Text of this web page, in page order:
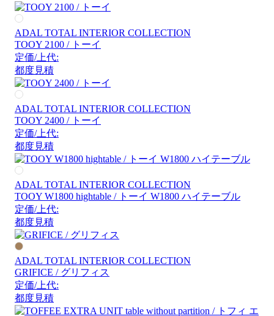
ADAL TOTAL INTERIOR COLLECTION
TOOY 2100 / トーイ
定価/上代:
都度見積
ADAL TOTAL INTERIOR COLLECTION
TOOY 2400 / トーイ
定価/上代:
都度見積
ADAL TOTAL INTERIOR COLLECTION
TOOY W1800 hightable / トーイ W1800 ハイテーブル
定価/上代:
都度見積
ADAL TOTAL INTERIOR COLLECTION
GRIFICE / グリフィス
定価/上代:
都度見積